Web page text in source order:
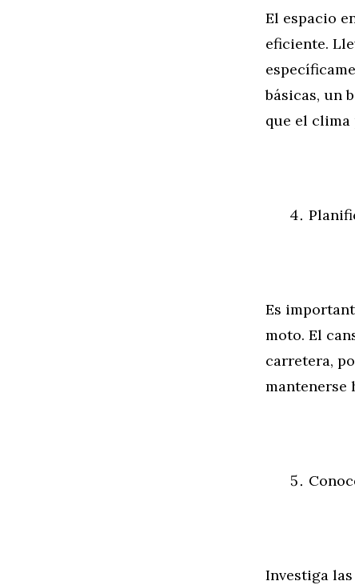
El espacio
eficiente.
básicas, un
que el clima
Es
moto. El
carretera,
mantenerse
Investiga